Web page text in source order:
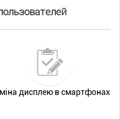
дисплею в смартфонах